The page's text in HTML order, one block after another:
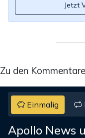
Jetzt
Zu den
Einmalig
Apollo News